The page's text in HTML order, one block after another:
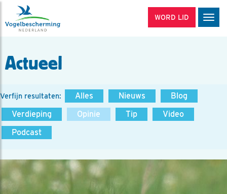
WORD LID
Actueel
Verfijn resultaten: Alles Nieuws
Blog
Verdieping
Opinie Tip
Video
Podcast